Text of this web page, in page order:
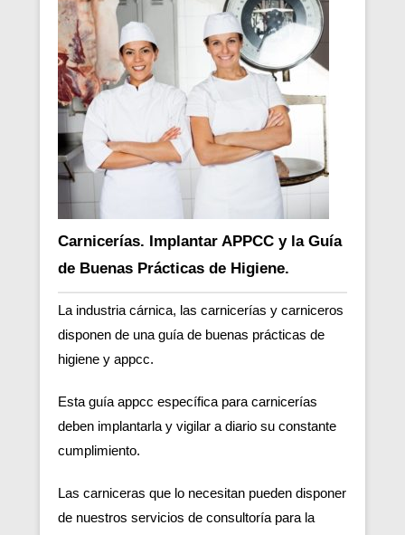
Carnicerías. Implantar APPCC y la Guía
de Buenas Prácticas de Higiene.
La industria cárnica, las carnicerías y carniceros
disponen de una guía de buenas prácticas de
higiene y appcc.
Esta guía appcc específica para carnicerías
deben implantarla y vigilar a diario su constante
cumplimiento.
Las carniceras que lo necesitan pueden disponer
de nuestros servicios de consultoría para la